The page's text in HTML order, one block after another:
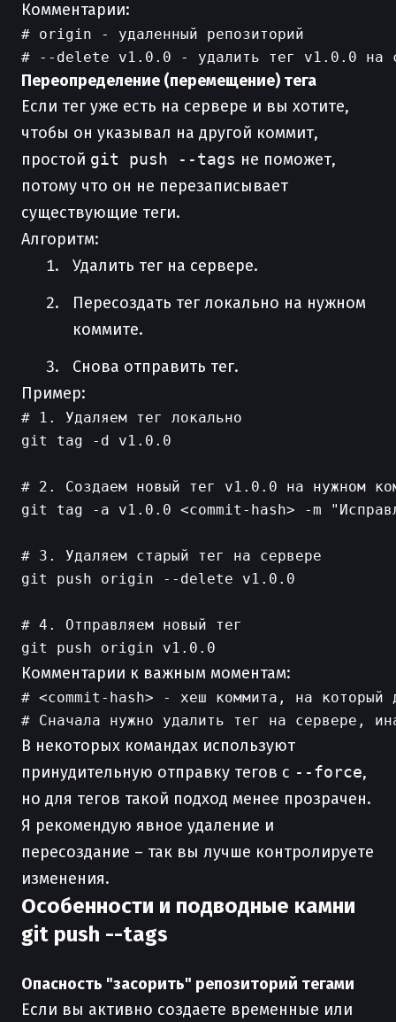
Комментарии:
# origin - удаленный репозиторий
Переопределение (перемещение) тега
Если тег уже есть на сервере и вы хотите,
чтобы он указывал на другой коммит,
простой git push --tags не поможет,
потому что он не перезаписывает
существующие теги.
Алгоритм:
Удалить тег на сервере.
Пересоздать тег локально на нужном
коммите.
Снова отправить тег.
Пример:
# 1. Удаляем тег локально
git tag -d v1.0.0
# 2. Создаем новый тег v1.0.0 на нужном
git tag -a v1.0.0 <commit-hash> -m
# 3. Удаляем старый тег на сервере
git push origin --delete v1.0.0
# 4. Отправляем новый тег
Комментарии к важным моментам:
# <commit-hash> - хеш коммита, на который
В некоторых командах используют
принудительную отправку тегов с --force,
но для тегов такой подход менее прозрачен.
Я рекомендую явное удаление и
пересоздание – так вы лучше контролируете
изменения.
Особенности и подводные камни
git push --tags
Опасность "засорить" репозиторий тегами
Если вы активно создаете временные или